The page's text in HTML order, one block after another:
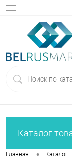
Каталог
Главная • Каталог